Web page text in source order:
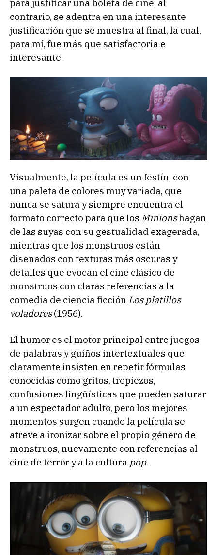
para justificar una boleta de cine, al
contrario, se adentra en una interesante
justificación que se muestra al final, la cual,
para mí, fue más que satisfactoria e
interesante.
Visualmente, la película es un festín, con
una paleta de colores muy variada, que
nunca se satura y siempre encuentra el
formato correcto para que los Minionshagan
de las suyas con su gestualidad exagerada,
mientras que los monstruos están
diseñados con texturas más oscuras y
detalles que evocan el cine clásico de
monstruos con claras referencias a la
comedia de ciencia ficción Los platillos
voladores(1956).
El humor es el motor principal entre juegos
de palabras y guiños intertextuales que
claramente insisten en repetir fórmulas
conocidas como gritos, tropiezos,
confusiones lingüísticas que pueden saturar
a un espectador adulto, pero los mejores
momentos surgen cuando la película se
atreve a ironizar sobre el propio género de
monstruos, nuevamente con referencias al
cine de terror y a la cultura pop.